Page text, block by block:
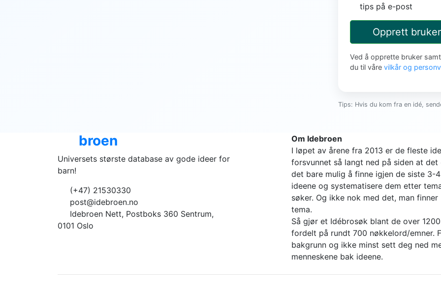
tips på e-post
Opprett bruker
Ved å opprette bruker
du til våre vilkår og
Tips: Hvis du kom fra en idé,
broen
Universets største database av gode ideer for
barn!
(+47) 21530330
post@idebroen.no
Idebroen Nett, Postboks 360 Sentrum,
0101 Oslo
Om Idebroen
I løpet av årene fra 2013 er de fleste
forsvunnet så langt ned på siden at
det bare mulig å finne igjen de siste 3-
ideene og systematisere dem etter
søker. Og ikke nok med det, man
tema.
Så gjør et Idébrosøk blant de over
fordelt på rundt 700 nøkkelord/emner.
bakgrunn og ikke minst sett deg ned
menneskene bak ideene.